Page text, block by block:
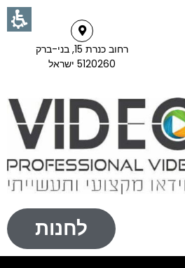
רחוב כנרת 15, בני-ברק
5120260 ישראל
לחנות